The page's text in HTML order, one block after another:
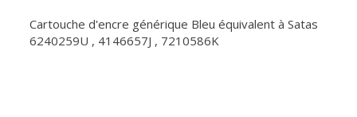
Cartouche d'encre générique Bleu équivalent à Satas
6240259U , 4146657J , 7210586K